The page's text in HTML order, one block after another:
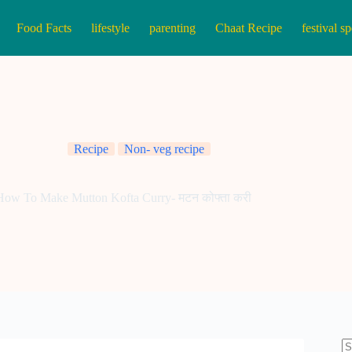
Food Facts lifestyle parenting Chaat Recipe festival
Recipe Non- veg recipe
To Make Mutton Kofta Curry- मटन कोफ्ता करी